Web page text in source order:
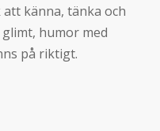
känna, tänka och
humor med
på riktigt.